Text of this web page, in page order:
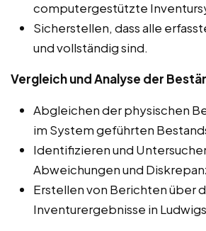
computergestützte
Sicherstellen, dass alle
und vollständig sind.
Vergleich und Analyse der
Abgleichen der physischen
im System geführten
Identifizieren und
Abweichungen und
Erstellen von Berichten über
Inventurergebnisse in